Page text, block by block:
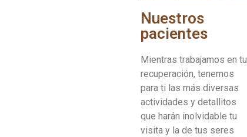
Nuestros
pacientes
Mientras trabajamos en tu
recuperación, tenemos
para ti las más diversas
actividades y detallitos
que harán inolvidable tu
visita y la de tus seres